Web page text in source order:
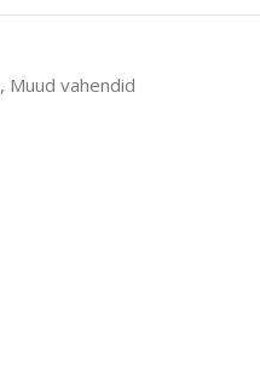
, Muud vahendid